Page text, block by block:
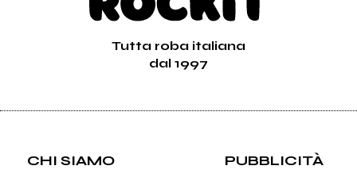
Tutta roba italiana
dal 1997
CHI SIAMO PUBBLICITÀ